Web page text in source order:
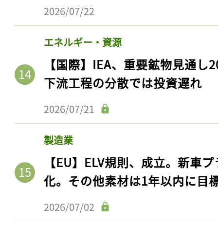
2026/07/22
エネルギー・資源
【国際】IEA、重要鉱物見通
下流工程の分散では投資遅れ
2026/07/21
製造業
【EU】ELV規則、成立。新車
化。その他素材は1年以内に目
2026/07/02